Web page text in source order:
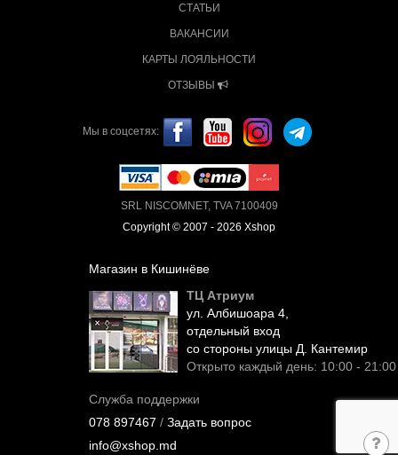
СТАТЬИ
ВАКАНСИИ
КАРТЫ ЛОЯЛЬНОСТИ
ОТЗЫВЫ
Мы в соцсетях:
SRL NISCOMNET, TVA 7100409
Copyright © 2007 - 2026 Xshop
Магазин в Кишинёве
ТЦ Атриум
ул. Албишоара 4,
отдельный вход
со стороны улицы Д. Кантемир
Открыто каждый день: 10:00 - 21:00
Служба поддержки
078 897467 / Задать вопрос
info@xshop.md